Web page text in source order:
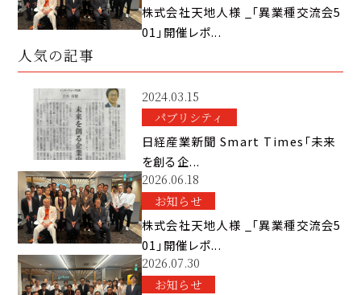
株式会社天地人様 _「異業種交流会5
01」開催レポ...
人気の記事
2024.03.15
パブリシティ
日経産業新聞 Smart Times「未来
を創る企...
2026.06.18
お知らせ
株式会社天地人様 _「異業種交流会5
01」開催レポ...
2026.07.30
お知らせ